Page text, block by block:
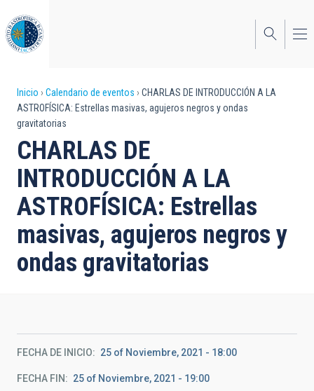
al
contenido
principal
Sobrescribir
enlaces
de
ayuda
a
la
navegación
Inicio Calendario de eventos
CHARLAS DE INTRODUCCIÓN A LA
ASTROFÍSICA: Estrellas masivas, agujeros negros y ondas
gravitatorias
CHARLAS DE
INTRODUCCIÓN A LA
ASTROFÍSICA: Estrellas
masivas, agujeros negros y
ondas gravitatorias
FECHA DE INICIO 25 of Noviembre, 2021 - 18:00
FECHA FIN 25 of Noviembre, 2021 - 19:00